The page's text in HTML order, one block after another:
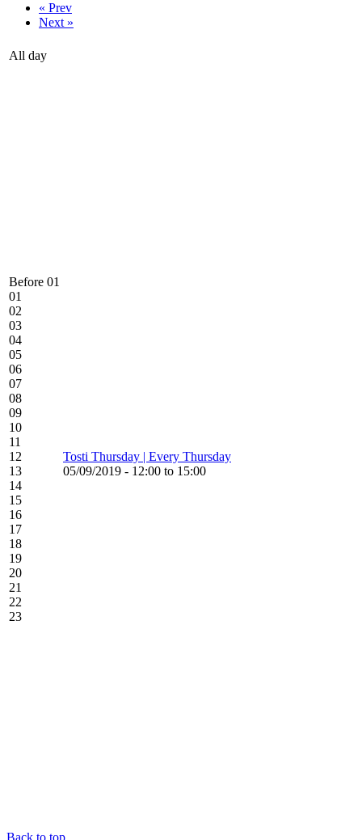
« Prev
Next »
All day
Before 01
01
02
03
04
05
06
07
08
09
10
11
12
13
14
15
16
17
18
19
20
21
22
23
Tosti Thursday | Every Thursday
05/09/2019 - 12:00 to 15:00